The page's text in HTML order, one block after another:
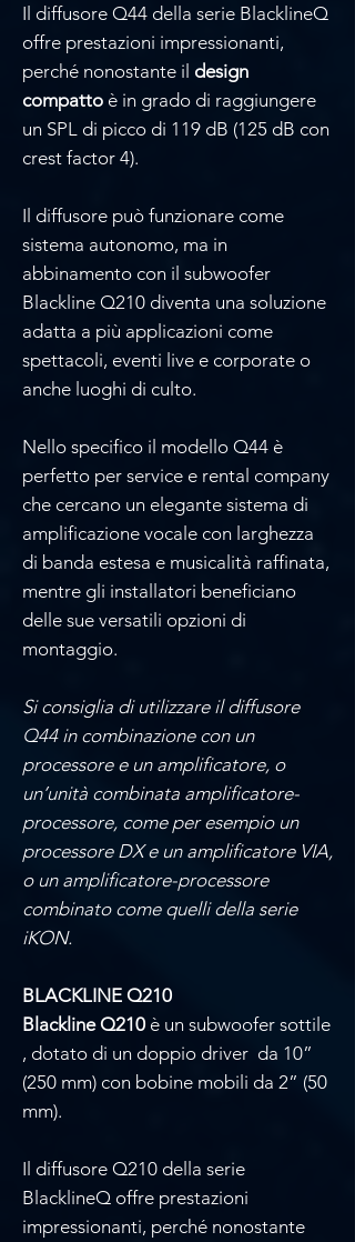
Il diffusore Q44 della serie BlacklineQ
offre prestazioni impressionanti,
perché nonostante il design
compatto è in grado di raggiungere
un SPL di picco di 119 dB (125 dB con
crest factor 4).
Il diffusore può funzionare come
sistema autonomo, ma in
abbinamento con il subwoofer
Blackline Q210 diventa una soluzione
adatta a più applicazioni come
spettacoli, eventi live e corporate o
anche luoghi di culto.
Nello specifico il modello Q44 è
perfetto per service e rental company
che cercano un elegante sistema di
amplificazione vocale con larghezza
di banda estesa e musicalità raffinata,
mentre gli installatori beneficiano
delle sue versatili opzioni di
montaggio.
Si consiglia di utilizzare il diffusore
Q44 in combinazione con un
processore e un amplificatore, o
un’unità combinata amplificatore-
processore, come per esempio un
processore DX e un amplificatore VIA,
o un amplificatore-processore
combinato come quelli della serie
iKON.
BLACKLINE Q210
Blackline Q210 è un subwoofer sottile
, dotato di un doppio driver da 10”
(250 mm) con bobine mobili da 2” (50
mm).
Il diffusore Q210 della serie
BlacklineQ offre prestazioni
impressionanti, perché nonostante